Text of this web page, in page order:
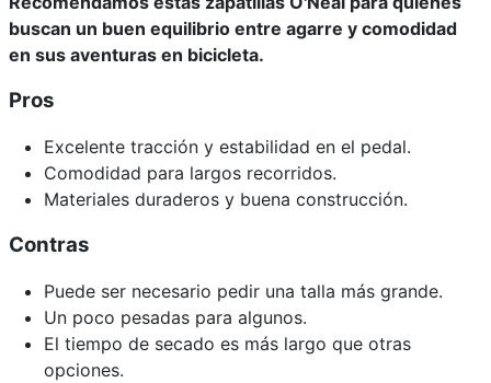
buscan un buen equilibrio entre agarre y comodidad
en sus aventuras en bicicleta.
Pros
Excelente tracción y estabilidad en el pedal.
Comodidad para largos recorridos.
Materiales duraderos y buena construcción.
Contras
Puede ser necesario pedir una talla más grande.
Un poco pesadas para algunos.
El tiempo de secado es más largo que otras
opciones.